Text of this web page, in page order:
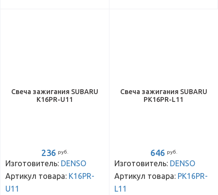
Свеча зажигания SUBARU
K16PR-U11
236 руб.
Изготовитель: DENSO
Артикул товара: K16PR-
U11
Свеча зажигания SUBARU
PK16PR-L11
646 руб.
Изготовитель: DENSO
Артикул товара: PK16PR-
L11